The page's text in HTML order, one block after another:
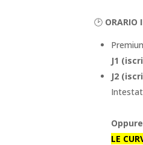
🕑 ORARIO
J1
J2
LE